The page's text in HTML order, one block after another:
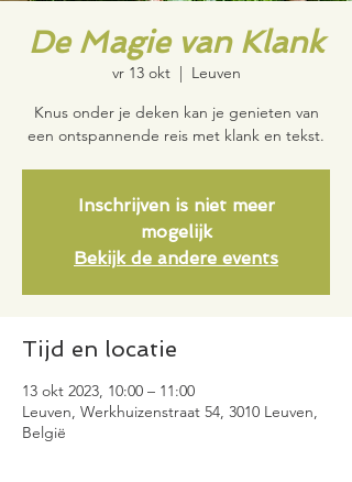
De Magie van Klank
vr 13 okt
  |
Leuven
Knus onder je deken kan je genieten van
een ontspannende reis met klank en tekst.
Inschrijven is niet meer
mogelijk
Bekijk de andere events
Tijd en locatie
13 okt 2023, 10:00 – 11:00
Leuven, Werkhuizenstraat 54, 3010 Leuven,
België